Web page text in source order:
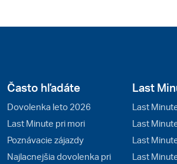
Často hľadáte
Dovolenka leto 2026
Last Minute pri mori
Poznávacie zájazdy
Najlacnejšia dovolenka pri
Last
Last
Last
Last
Last